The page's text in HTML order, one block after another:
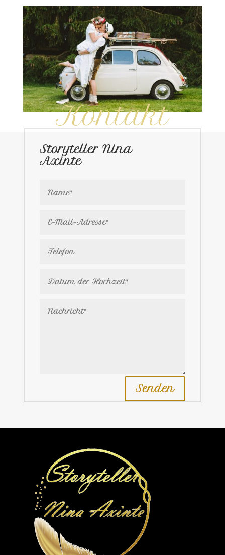
Kontakt
Storyteller Nina
Axinte
Senden